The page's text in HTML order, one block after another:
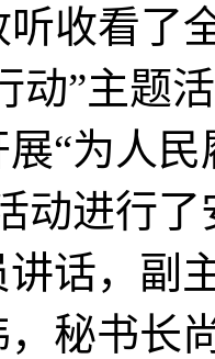
收看了
动”主题
“为人
动进行
话，副
秘书长